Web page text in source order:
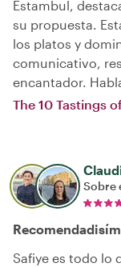
Estambul,
su propuesta.
los platos y
comunicativo,
encantador.
The 10 Tastings
Sobre
Safiye es todo lo